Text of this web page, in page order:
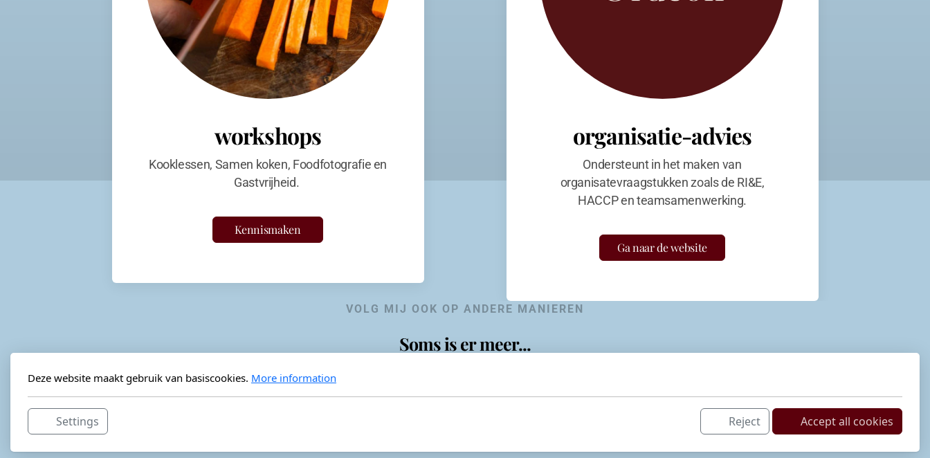
workshops
Kooklessen, Samen koken, Foodfotografie en
Gastvrijheid.
Kennismaken
organisatie-advies
Ondersteunt in het maken van
organisatevraagstukken zoals de RI&E,
HACCP en teamsamenwerking.
Ga naar de website
VOLG MIJ OOK OP ANDERE MANIEREN
Soms is er meer...
Deze website maakt gebruik van basiscookies. More information
Settings Reject Accept all cookies